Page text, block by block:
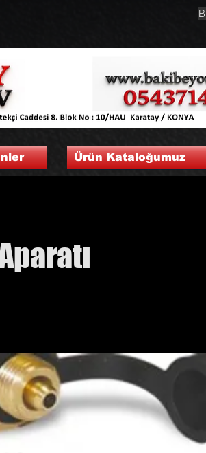
Ürün Kataloğumuz